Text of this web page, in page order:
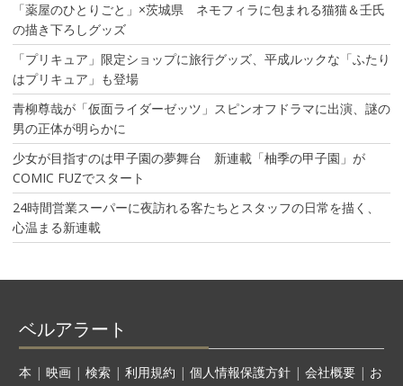
「薬屋のひとりごと」×茨城県 ネモフィラに包まれる猫猫＆壬氏
の描き下ろしグッズ
「プリキュア」限定ショップに旅行グッズ、平成ルックな「ふたり
はプリキュア」も登場
青柳尊哉が「仮面ライダーゼッツ」スピンオフドラマに出演、謎の
男の正体が明らかに
少女が目指すのは甲子園の夢舞台 新連載「柚季の甲子園」が
COMIC FUZでスタート
24時間営業スーパーに夜訪れる客たちとスタッフの日常を描く、
心温まる新連載
ベルアラート
本 | 映画| 検索| 利用規約 | 個人情報保護方針| 会社概要| お